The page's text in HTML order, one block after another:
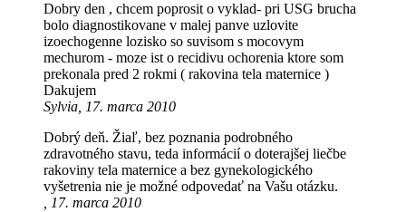
Dobry den , chcem poprosit o vyklad- pri USG brucha
bolo diagnostikovane v malej panve uzlovite
izoechogenne lozisko so suvisom s mocovym
mechurom - moze ist o recidivu ochorenia ktore som
prekonala pred 2 rokmi ( rakovina tela maternice )
Dakujem
Sylvia, 17. marca 2010
Dobrý deň. Žiaľ, bez poznania podrobného
zdravotného stavu, teda informácií o doterajšej liečbe
rakoviny tela maternice a bez gynekologického
vyšetrenia nie je možné odpovedať na Vašu otázku.
, 17. marca 2010